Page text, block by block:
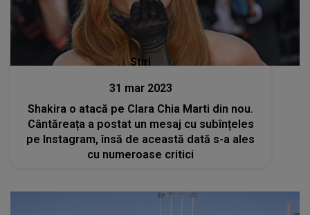
Stiri
31 mar 2023
Shakira o atacă pe Clara Chia Marti din nou.
Cântăreața a postat un mesaj cu subînțeles
pe Instagram, însă de această dată s-a ales
cu numeroase critici